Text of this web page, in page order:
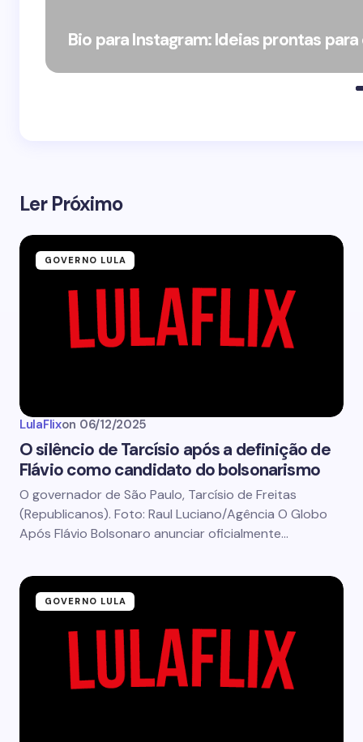
Bio para Instagram: Ideias prontas
Ler Próximo
GOVERNO LULA
LulaFlixon 06/12/2025
O silêncio de Tarcísio após a definição de
Flávio como candidato do bolsonarismo
O governador de São Paulo, Tarcísio de Freitas
(Republicanos). Foto: Raul Luciano/Agência O Globo
Após Flávio Bolsonaro anunciar oficialmente…
GOVERNO LULA